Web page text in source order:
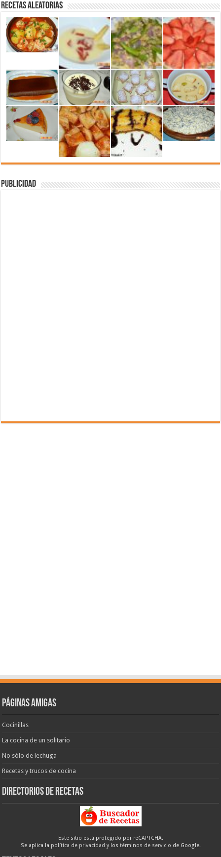
Recetas aleatorias
Publicidad
Páginas amigas
Cocinillas
La cocina de un solitario
No sólo de lechuga
Recetas y trucos de cocina
Directorios de recetas
Este sitio está protegido por reCAPTCHA.
Se aplica la política de privacidad y los términos de servicio de Google.